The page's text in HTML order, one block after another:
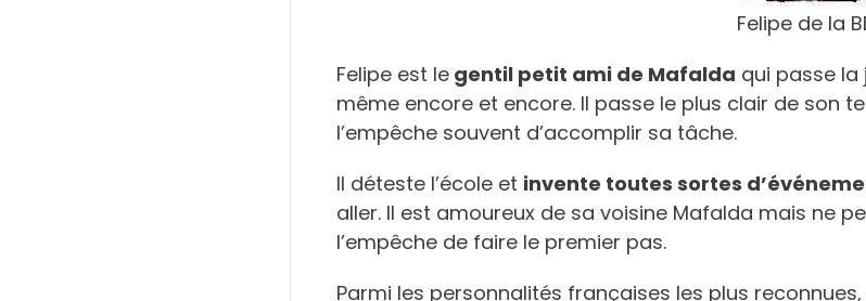
Felipe de la
Felipe est le gentil petit ami de Mafalda qui passe
même encore et encore. Il passe le plus clair de son
l’empêche souvent d’accomplir sa tâche.
Il déteste l’école et invente toutes sortes
aller. Il est amoureux de sa voisine Mafalda mais ne
l’empêche de faire le premier pas.
Parmi les personnalités françaises les plus